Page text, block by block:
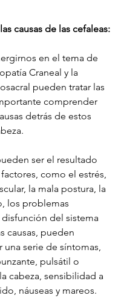
causas de las cefaleas:
en el tema de
Craneal y la
pueden tratar las
comprender
detrás de estos
ser el resultado
como el estrés,
la mala postura, la
los problemas
disfunción del sistema
causas, pueden
una serie de síntomas,
pulsátil o
cabeza, sensibilidad a
náuseas y mareos.